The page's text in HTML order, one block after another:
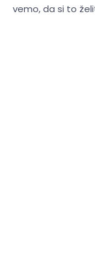
vemo, da si to